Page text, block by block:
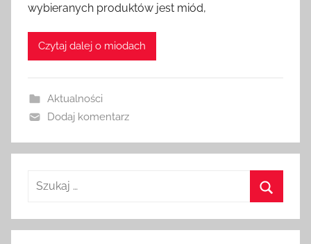
a
wybieranych produktów jest miód,
Czytaj dalej o miodach
Aktualności
Dodaj komentarz
Szukaj: